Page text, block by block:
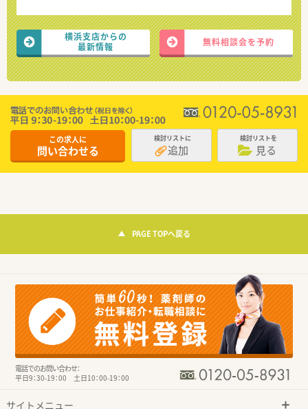
横浜支店からの
最新情報
無料相談会を予約
この求人に
問い合わせる
検討リストに
追加
検討リストを
見る
PAGE TOPへ戻る
電話でのお問い合わせ：
平日9：30-19：00 土日10：00-19：00
サイトメニュー